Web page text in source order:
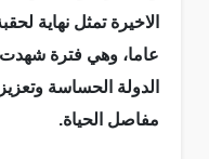
الاخيرة تمثل نهاية
عاما، وهي فترة
الدولة الحساسة
مفاصل الحياة.